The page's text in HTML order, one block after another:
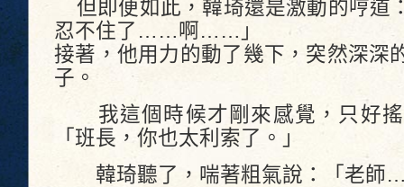
但即便如此，韓琦還是激動的哼
忍不住了……啊……」
接著，他用力的動了幾下，突然深深
子。
我這個時候才剛來感覺，只好搖
「班長，你也太利索了。」
韓琦聽了，喘著粗氣說：「老